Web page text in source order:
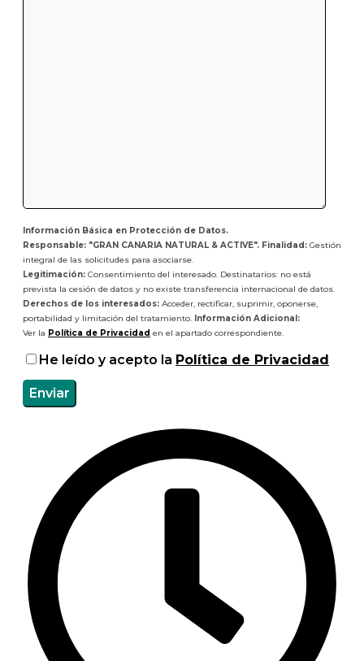
Información Básica en Protección de Datos.
Responsable: "GRAN CANARIA NATURAL & ACTIVE". Finalidad: Gestión
integral de las solicitudes para asociarse.
Legitimación: Consentimiento del interesado. Destinatarios: no está
prevista la cesión de datos y no existe transferencia internacional de datos.
Derechos de los interesados: Acceder, rectificar, suprimir, oponerse,
portabilidad y limitación del tratamiento. Información Adicional:
Ver la Política de Privacidad en el apartado correspondiente.
He leído y acepto la Política de Privacidad